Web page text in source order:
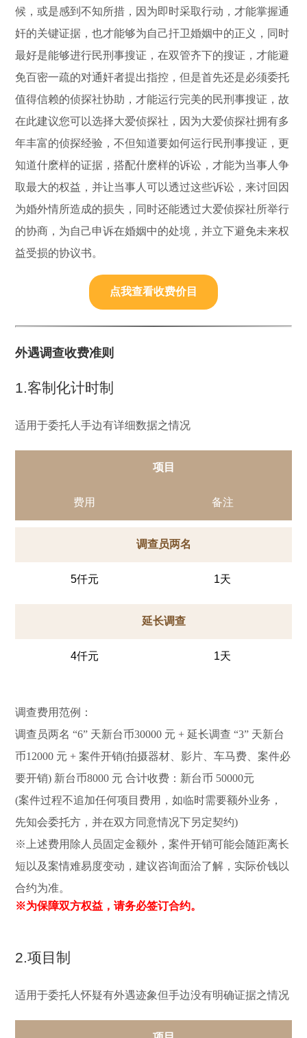
候，或是感到不知所措，因为即时采取行动，才能掌握通
奸的关键证据，也才能够为自己扞卫婚姻中的正义，同时
最好是能够进行民刑事搜证，在双管齐下的搜证，才能避
免百密一疏的对通奸者提出指控，但是首先还是必须委托
值得信赖的侦探社协助，才能运行完美的民刑事搜证，故
在此建议您可以选择大爱侦探社，因为大爱侦探社拥有多
年丰富的侦探经验，不但知道要如何运行民刑事搜证，更
知道什麽样的证据，搭配什麽样的诉讼，才能为当事人争
取最大的权益，并让当事人可以透过这些诉讼，来讨回因
为婚外情所造成的损失，同时还能透过大爱侦探社所举行
的协商，为自己申诉在婚姻中的处境，并立下避免未来权
益受损的协议书。
点我查看收费价目
外遇调查收费准则
1.客制化计时制
适用于委托人手边有详细数据之情况
项目
费用 备注
调查员两名
5仟元 1天
延长调查
4仟元 1天
调查费用范例：
调查员两名 “6” 天新台币30000 元 + 延长调查 “3” 天新台
币12000 元 + 案件开销(拍摄器材、影片、车马费、案件必
要开销) 新台币8000 元 合计收费：新台币 50000元
(案件过程不追加任何项目费用，如临时需要额外业务，
先知会委托方，并在双方同意情况下另定契约)
※上述费用除人员固定金额外，案件开销可能会随距离长
短以及案情难易度变动，建议咨询面洽了解，实际价钱以
合约为准。
※为保障双方权益，请务必签订合约。
2.项目制
适用于委托人怀疑有外遇迹象但手边没有明确证据之情况